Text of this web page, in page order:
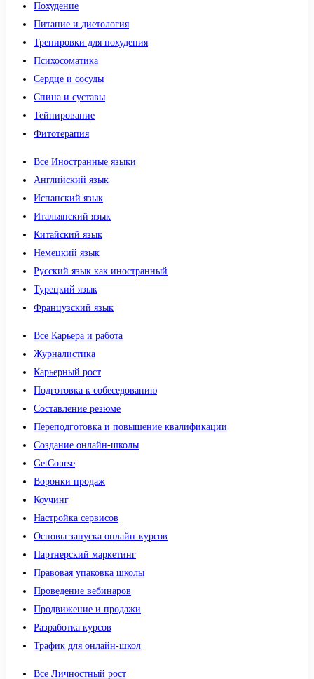
Похудение
Питание и диетология
Тренировки для похудения
Психосоматика
Сердце и сосуды
Спина и суставы
Тейпирование
Фитотерапия
Все Иностранные языки
Английский язык
Испанский язык
Итальянский язык
Китайский язык
Немецкий язык
Русский язык как иностранный
Турецкий язык
Французский язык
Все Карьера и работа
Журналистика
Карьерный рост
Подготовка к собеседованию
Составление резюме
Переподготовка и повышение квалификации
Создание онлайн-школы
GetCourse
Воронки продаж
Коучинг
Настройка сервисов
Основы запуска онлайн-курсов
Партнерский маркетинг
Правовая упаковка школы
Проведение вебинаров
Продвижение и продажи
Разработка курсов
Трафик для онлайн-школ
Все Личностный рост